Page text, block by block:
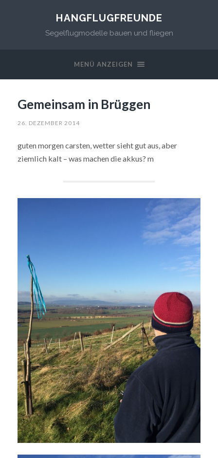
HANGFLUGFREUNDE
Segelflugmodelle bauen und fliegen
MENÜ ANZEIGEN
Gemeinsam in Brüggen
26. DEZEMBER 2014
guten morgen carsten, wetter sieht gut aus, aber
ziemlich kalt – was machen die akkus? m